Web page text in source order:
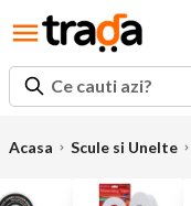
Ce cauti azi?
Acasa Scule si Unelte